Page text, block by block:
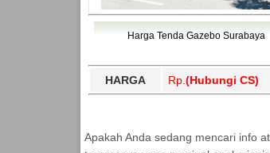
Harga Tenda Gazebo Surabaya
HARGA Rp. (Hubungi CS)
Apakah Anda sedang mencari info